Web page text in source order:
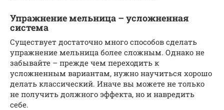
Упражнение мельница – усложненная
система
Существует достаточно много способов сделать
упражнение мельница более сложным. Однако не
забывайте – прежде чем переходить к
усложненным вариантам, нужно научиться хорошо
делать классический. Иначе вы можете не только
не получить должного эффекта, но и навредить
себе.